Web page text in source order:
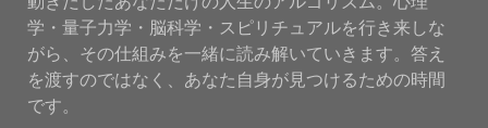
学・量子力学・脳科学・スピリチュアルを行き来しな
がら、その仕組みを一緒に読み解いていきます。答え
を渡すのではなく、あなた自身が見つけるための時間
です。